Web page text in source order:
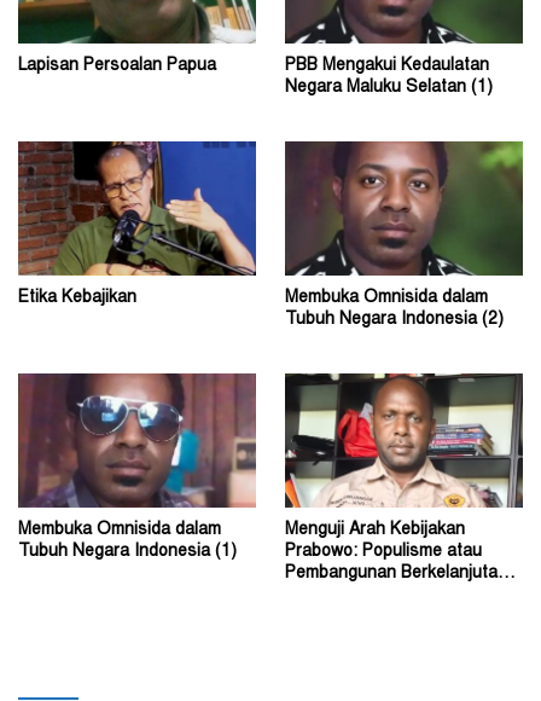
Lapisan Persoalan Papua
PBB Mengakui Kedaulatan
Negara Maluku Selatan (1)
Etika Kebajikan
Membuka Omnisida dalam
Tubuh Negara Indonesia (2)
Membuka Omnisida dalam
Tubuh Negara Indonesia (1)
Menguji Arah Kebijakan
Prabowo: Populisme atau
Pembangunan Berkelanjutan?